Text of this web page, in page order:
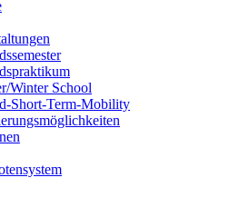
Winter School
Short-Term-Mobility